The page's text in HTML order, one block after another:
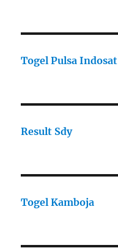
Togel Pulsa Indosat
Result Sdy
Togel Kamboja